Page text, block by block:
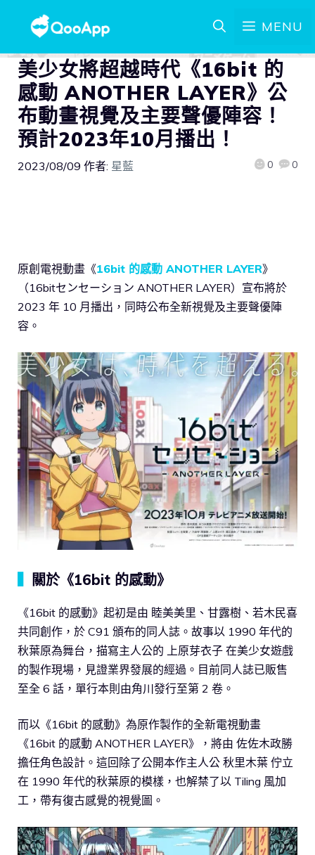
MENU
美少女將超越時代《16bit 的
感動 ANOTHER LAYER》公
布動畫視覺及主要聲優陣容！
預計2023年10月播出！
2023/08/09 作者: 星藍 0 0
原創電視動畫《16bit 的感動 ANOTHER LAYER》
（16bitセンセーション ANOTHER LAYER）宣布將於
2023 年 10 月播出，同時公布全新視覺及主要聲優陣
容。
關於《16bit 的感動》
《16bit 的感動》起初是由 睦美美里、甘露樹、若木民喜
共同創作，於 C91 頒布的同人誌。故事以 1990 年代的
秋葉原為舞台，描寫主人公的 上原芽衣子 在美少女遊戲
的製作現場，見證業界發展的經過。目前同人誌已販售
至全 6 話，單行本則由角川發行至第 2 卷。
而以《16bit 的感動》為原作製作的全新電視動畫
《16bit 的感動 ANOTHER LAYER》，將由 佐佐木政勝
擔任角色設計。這回除了公開本作主人公 秋里木葉 佇立
在 1990 年代的秋葉原的模樣，也解禁了以 Tiling 風加
工，帶有復古感覺的視覺圖。